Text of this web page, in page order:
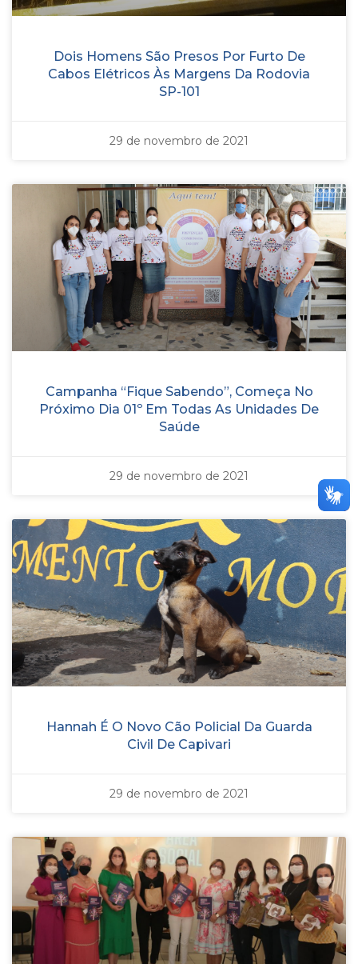
Dois Homens São Presos Por Furto De
Cabos Elétricos Às Margens Da Rodovia
SP-101
29 de novembro de 2021
Campanha “Fique Sabendo”, Começa No
Próximo Dia 01º Em Todas As Unidades De
Saúde
29 de novembro de 2021
Hannah É O Novo Cão Policial Da Guarda
Civil De Capivari
29 de novembro de 2021